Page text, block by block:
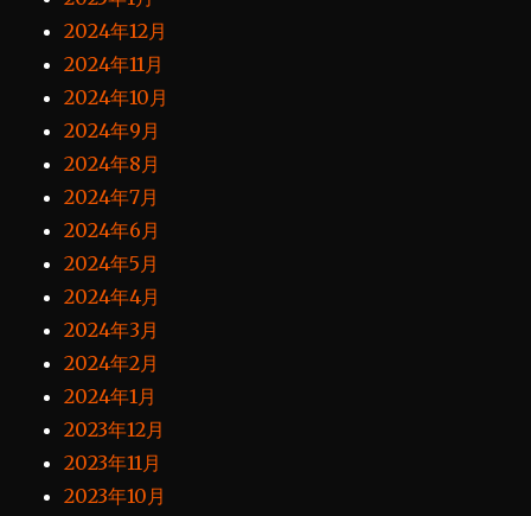
2024年12月
2024年11月
2024年10月
2024年9月
2024年8月
2024年7月
2024年6月
2024年5月
2024年4月
2024年3月
2024年2月
2024年1月
2023年12月
2023年11月
2023年10月